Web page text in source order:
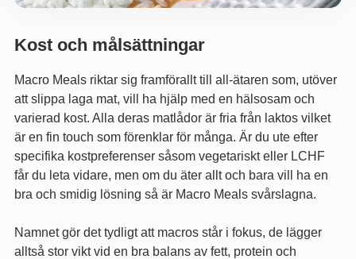
Kost och målsättningar
Macro Meals riktar sig framförallt till all-ätaren som, utöver
att slippa laga mat, vill ha hjälp med en hälsosam och
varierad kost. Alla deras matlådor är fria från laktos vilket
är en fin touch som förenklar för många. Är du ute efter
specifika kostpreferenser såsom vegetariskt eller LCHF
får du leta vidare, men om du äter allt och bara vill ha en
bra och smidig lösning så är Macro Meals svårslagna.
Namnet gör det tydligt att macros står i fokus, de lägger
alltså stor vikt vid en bra balans av fett, protein och